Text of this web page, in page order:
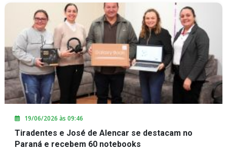
19/06/2026 às 09:46
Tiradentes e José de Alencar se destacam no
Paraná e recebem 60 notebooks